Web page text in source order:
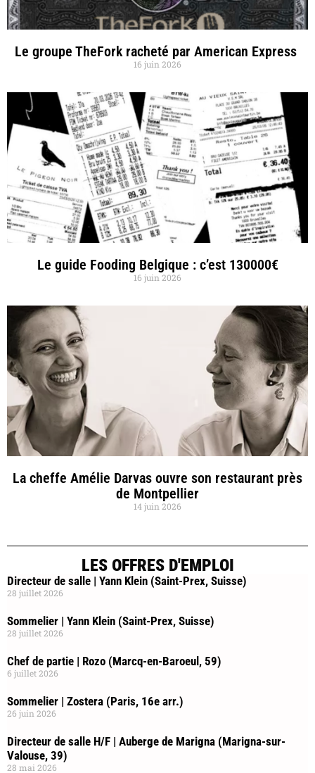
Le groupe TheFork racheté par American Express
16 juin 2026
Le guide Fooding Belgique : c’est 130000€
16 juin 2026
La cheffe Amélie Darvas ouvre son restaurant près
de Montpellier
14 juin 2026
LES OFFRES D'EMPLOI
Directeur de salle | Yann Klein (Saint-Prex, Suisse)
28 juillet 2026
Sommelier | Yann Klein (Saint-Prex, Suisse)
28 juillet 2026
Chef de partie | Rozo (Marcq-en-Baroeul, 59)
6 juillet 2026
Sommelier | Zostera (Paris, 16e arr.)
26 juin 2026
Directeur de salle H/F | Auberge de Marigna (Marigna-sur-
Valouse, 39)
28 mai 2026